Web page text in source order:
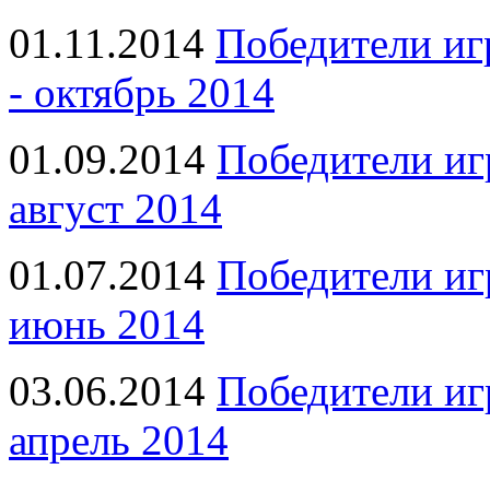
01.11.2014 Победители
- октябрь 2014
01.09.2014 Победители
август 2014
01.07.2014 Победители
июнь 2014
03.06.2014 Победители
апрель 2014